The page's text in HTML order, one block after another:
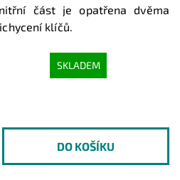
část jeopatřena dvěma
klíčů.
SKLADEM